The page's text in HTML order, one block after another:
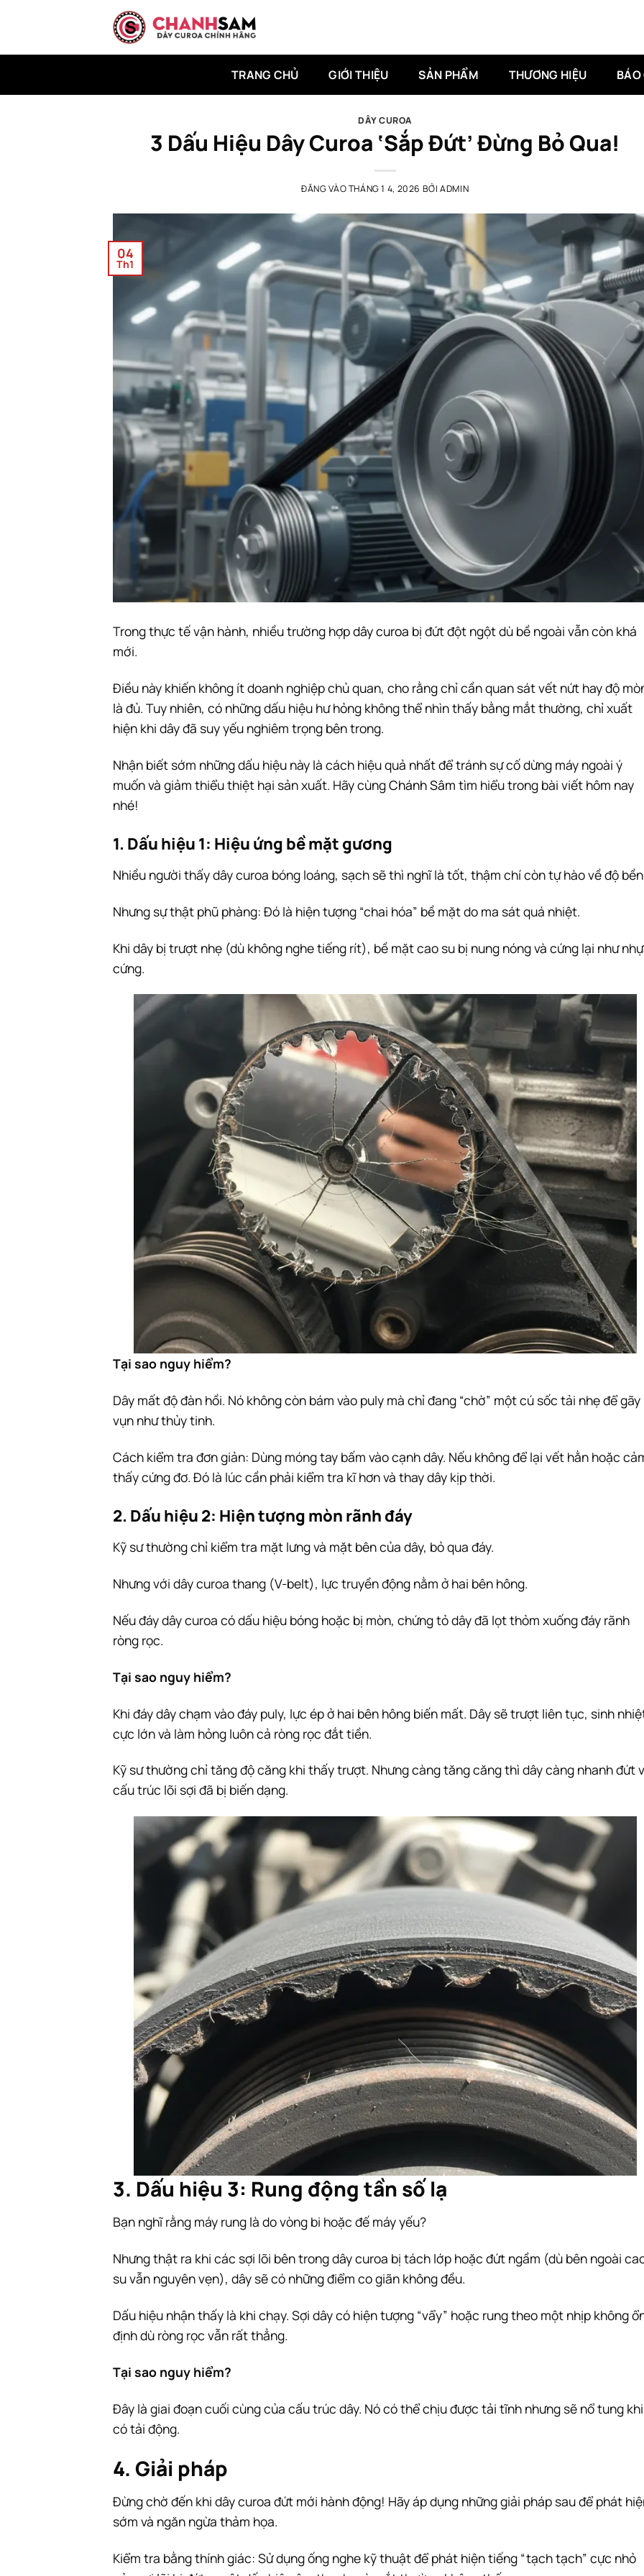
TRANG CHỦ GIỚI THIỆU SẢN PHẨM THƯƠNG HIỆU
DÂY CUROA
3 Dấu Hiệu Dây Curoa ‘Sắp Đứt’ Đừng Bỏ Qua!
ĐĂNG VÀOTHÁNG 1 4, 2026 BỞIADMIN
04
Th1
Trong thực tế vận hành, nhiều trường hợpdây curoa bị đứt đột ngột dù bề ngoài vẫn còn khá
mới.
Điều này khiến không ít doanh nghiệp chủ quan, cho rằng chỉ cần quan sát vết nứt hay độ
là đủ. Tuy nhiên, có những dấu hiệu hư hỏng không thể nhìn thấy bằng mắt thường, chỉ xuất
hiện khi dây đã suy yếu nghiêm trọng bên trong.
Nhận biết sớm những dấu hiệu này là cách hiệu quả nhất để tránh sự cố dừng máy ngoài ý
muốn và giảm thiểu thiệt hại sản xuất. Hãy cùngChánh Sâm tìm hiểu trong bài viết hôm nay
nhé!
1. Dấu hiệu 1: Hiệu ứng bề mặt gương
Nhiều người thấy dây curoa bóng loáng, sạch sẽ thì nghĩ là tốt, thậm chí còn tự hào về độ
Nhưng sự thật phũ phàng: Đó là hiện tượng “chai hóa” bề mặt do ma sát quá nhiệt.
Khi dây bị trượt nhẹ (dù không nghe tiếng rít), bề mặt cao su bị nung nóng và cứng lại như
cứng.
Tại sao nguy hiểm?
Dây mất độ đàn hồi. Nó không còn bám vào puly mà chỉ đang “chờ” một cú sốc tải nhẹ để gãy
vụn như thủy tinh.
Cách kiểm tra đơn giản: Dùng móng tay bấm vào cạnh dây. Nếu không để lại vết hằn hoặc
thấy cứng đơ. Đó là lúc cần phải kiểm tra kĩ hơn và thay dây kịp thời.
2. Dấu hiệu 2: Hiện tượng mòn rãnh đáy
Kỹ sư thường chỉ kiểm tra mặt lưng và mặt bên của dây, bỏ qua đáy.
Nhưng với dây curoa thang (V-belt), lực truyền động nằm ở hai bên hông.
Nếu đáy dây curoa có dấu hiệu bóng hoặc bị mòn, chứng tỏ dây đã lọt thỏm xuống đáy rãnh
ròng rọc.
Tại sao nguy hiểm?
Khi đáy dây chạm vào đáy puly, lực ép ở hai bên hông biến mất. Dây sẽ trượt liên tục, sinh
cực lớn và làm hỏng luôn cả ròng rọc đắt tiền.
Kỹ sư thường chỉ tăng độ căng khi thấy trượt. Nhưng càng tăng căng thì dây càng nhanh đứt
cấu trúc lõi sợi đã bị biến dạng.
3. Dấu hiệu 3: Rung động tần số lạ
Bạn nghĩ rằng máy rung là do vòng bi hoặc đế máy yếu?
Nhưng thật ra khi các sợi lõi bên trong dây curoa bị tách lớp hoặc đứt ngầm (dù bên ngoài
su vẫn nguyên vẹn), dây sẽ có những điểm co giãn không đều.
Dấu hiệu nhận thấy là khi chạy. Sợi dây có hiện tượng “vẩy” hoặc rung theo một nhịp không
định dù ròng rọc vẫn rất thẳng.
Tại sao nguy hiểm?
Đây là giai đoạn cuối cùng của cấu trúc dây. Nó có thể chịu được tải tĩnh nhưng sẽ nổ tung khi
có tải động.
4. Giải pháp
Đừng chờ đến khi dây curoa đứt mới hành động! Hãy áp dụng những giải pháp sau để phát
sớm và ngăn ngừa thảm họa.
Kiểm tra bằng thính giác: Sử dụng ống nghe kỹ thuật để phát hiện tiếng “tạch tạch” cực nhỏ